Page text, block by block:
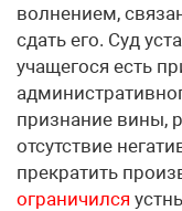
волнением,
сдать его. Суд
учащегося есть
признание вины,
отсутствие
прекратить
ограничился